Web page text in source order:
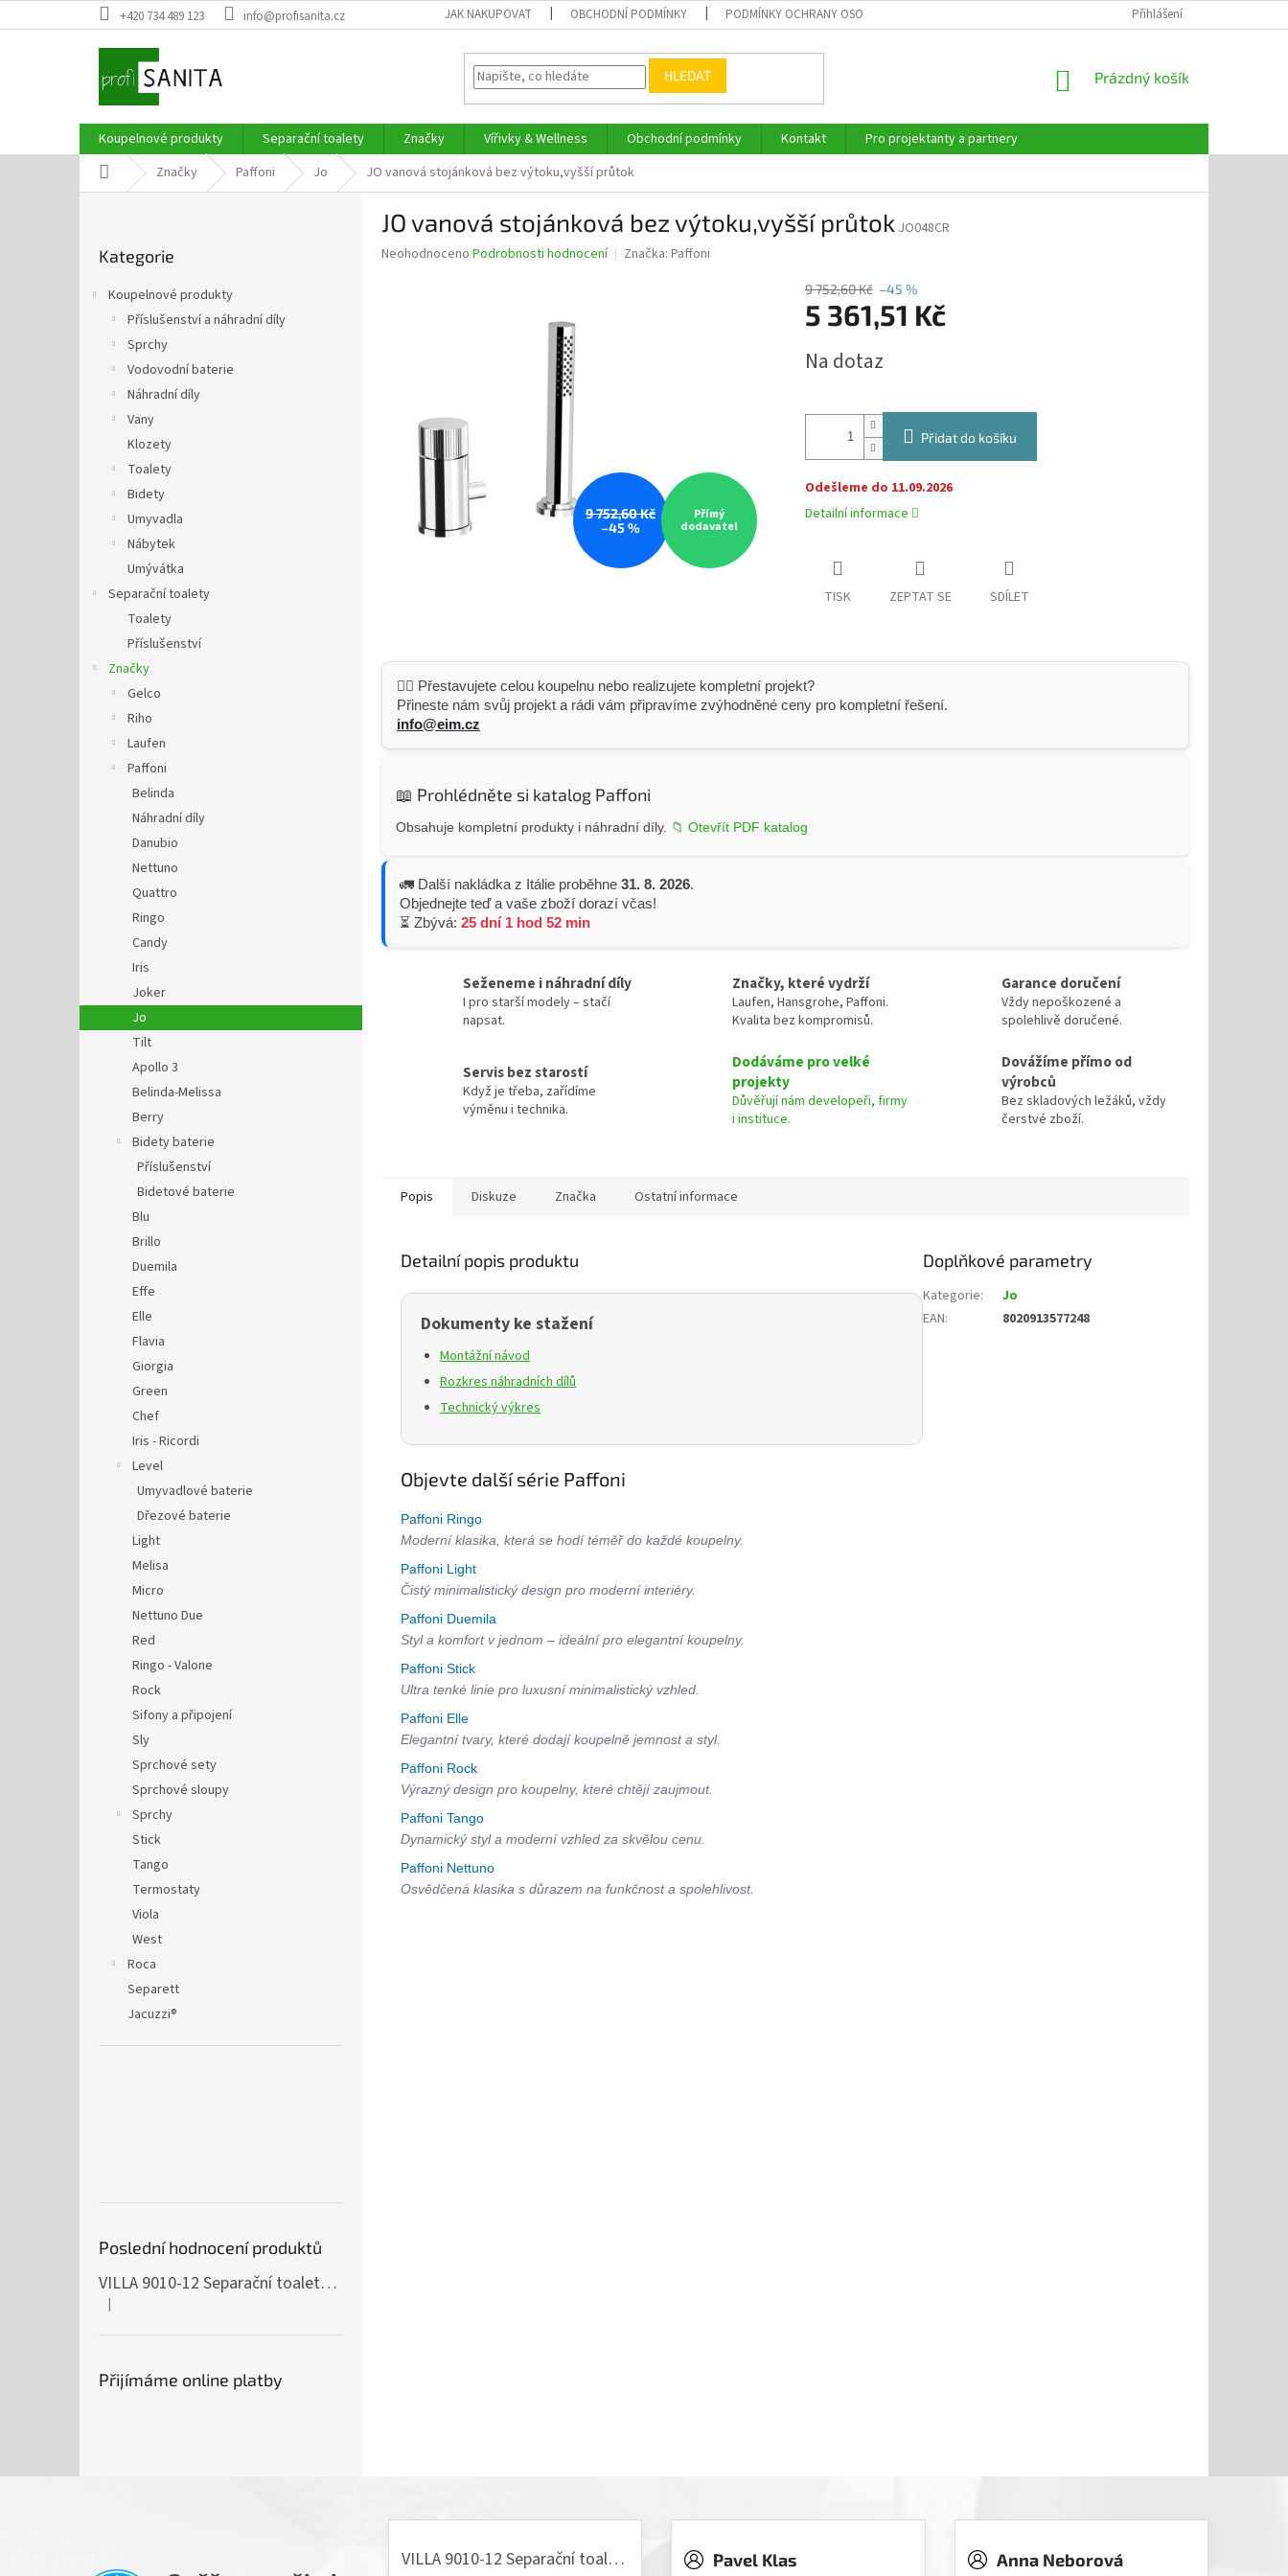
na
+420 734 489 123 info@profisanita.cz JAK NAKUPOVAT OBCHODNÍ PODMÍNKY PODMÍNKY OCHRANY OSOBNÍCH ÚDAJŮ Přihlášení
HLEDAT
NÁKUPNÍ
Prázdný košík
Koupelnové produkty Separační toalety Značky Vířivky & Wellness Obchodní podmínky Kontakt
Pro projektanty a partnery
Domů Značky Paffoni Jo JO vanová stojánková bez výtoku,vyšší průtok
kategorie
Kategorie
Koupelnové produkty
Příslušenství a náhradní díly
Sprchy
Vodovodní baterie
Náhradní díly
Vany
Klozety
Toalety
Bidety
Umyvadla
Nábytek
Umývátka
Separační toalety
Toalety
Příslušenství
Značky
Gelco
Riho
Laufen
Paffoni
Belinda
Náhradní díly
Danubio
Nettuno
Quattro
Ringo
Candy
Iris
Joker
Jo
Tilt
Apollo 3
Belinda-Melissa
Berry
Bidety baterie
Příslušenství
Bidetové baterie
Blu
Brillo
Duemila
Effe
Elle
Flavia
Giorgia
Green
Chef
Iris - Ricordi
Level
Umyvadlové baterie
Dřezové baterie
Light
Melisa
Micro
Nettuno Due
Red
Ringo - Valone
Rock
Sifony a připojení
Sly
Sprchové sety
Sprchové sloupy
Sprchy
Stick
Tango
Termostaty
Viola
West
Roca
Separett
Jacuzzi®
Poslední hodnocení produktů
VILLA 9010-12 Separační toaleta, 230/12V
Hodnocení produktu je 5 z 5 hvězdiček.
|
Přijímáme online platby
JO vanová stojánková bez výtoku,vyšší průtok JO048CR
Průměrné
Neohodnoceno Podrobnosti hodnocení Značka: Paffoni
9 752,60 Kč
–45 %
Přímý
dodavatel
9 752,60 Kč –45 %
5 361,51 Kč
cena:
Na dotaz
Přidat do košíku
Odešleme do 11.09.2026
Detailní informace
TISK ZEPTAT SE SDÍLET
👷‍♂️ Přestavujete celou koupelnu nebo realizujete kompletní projekt?
Přineste nám svůj projekt a rádi vám připravíme zvýhodněné ceny pro kompletní řešení.
info@eim.cz
📖 Prohlédněte si katalog Paffoni
Obsahuje kompletní produkty i náhradní díly. 📁 Otevřít PDF katalog
🚛 Další nakládka z Itálie proběhne 31. 8. 2026.
Objednejte teď a vaše zboží dorazí včas!
⏳ Zbývá: 25 dní 1 hod 52 min
Seženeme i náhradní díly
I pro starší modely – stačí
napsat.
Značky, které vydrží
Laufen, Hansgrohe, Paffoni.
Kvalita bez kompromisů.
Garance doručení
Vždy nepoškozené a
spolehlivě doručené.
Servis bez starostí
Když je třeba, zařídíme
výměnu i technika.
Dodáváme pro velké
projekty
Důvěřují nám developeři, firmy
i instituce.
Dovážíme přímo od
výrobců
Bez skladových ležáků, vždy
čerstvé zboží.
Popis Diskuze Značka Ostatní informace
Detailní popis produktu
Dokumenty ke stažení
Montážní návod
Rozkres náhradních dílů
Technický výkres
Objevte další série Paffoni
Paffoni Ringo
Moderní klasika, která se hodí téměř do každé koupelny.
Paffoni Light
Čistý minimalistický design pro moderní interiéry.
Paffoni Duemila
Styl a komfort v jednom – ideální pro elegantní koupelny.
Paffoni Stick
Ultra tenké linie pro luxusní minimalistický vzhled.
Paffoni Elle
Elegantní tvary, které dodají koupelně jemnost a styl.
Paffoni Rock
Výrazný design pro koupelny, které chtějí zaujmout.
Paffoni Tango
Dynamický styl a moderní vzhled za skvělou cenu.
Paffoni Nettuno
Osvědčená klasika s důrazem na funkčnost a spolehlivost.
Doplňkové parametry
Kategorie:
Jo
EAN: 8020913577248
VILLA 9010-12 Separační toaleta, 230/12V Pavel Klas Anna Neborová